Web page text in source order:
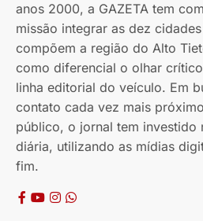
anos 2000, a GAZETA tem
missão integrar as dez
compõem a região do Alto
como diferencial o olhar
linha editorial do veículo. Em
contato cada vez mais
público, o jornal tem investido
diária, utilizando as mídias
fim.